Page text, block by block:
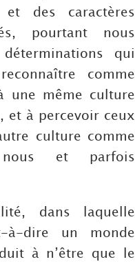
des caractères
pourtant nous
qui
comme
une même culture
et à percevoir ceux
culture comme
et parfois
dans laquelle
à-dire un monde
à n’être que le